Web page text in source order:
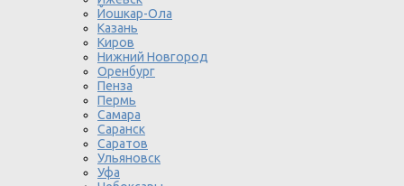
Йошкар-Ола
Казань
Киров
Нижний Новгород
Оренбург
Пенза
Пермь
Самара
Саранск
Саратов
Ульяновск
Уфа